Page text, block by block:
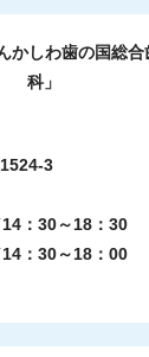
3
：30～18：30
：30～18：00